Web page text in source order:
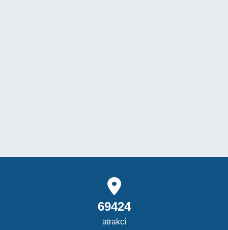
69424
atrakcí